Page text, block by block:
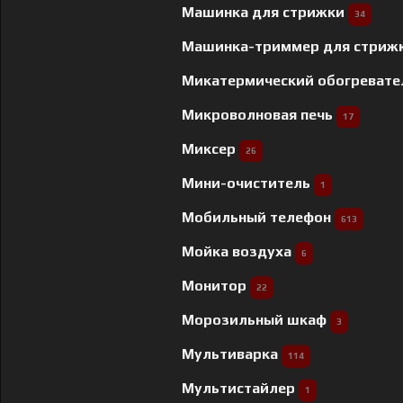
Машинка для стрижки 34
Машинка-триммер для
Микатермический
Микроволновая печь 17
Миксер 26
Мини-очиститель 1
Мобильный телефон 613
Мойка воздуха 6
Монитор 22
Морозильный шкаф 3
Мультиварка 114
Мультистайлер 1